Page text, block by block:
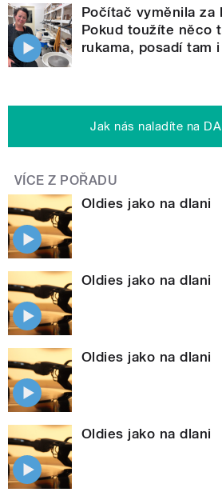
Počítač vyměnila za
Pokud toužíte něco
rukama, posadí tam
Jak nás naladíte na
VÍCE Z POŘADU
Oldies jako na dlani
Oldies jako na dlani
Oldies jako na dlani
Oldies jako na dlani